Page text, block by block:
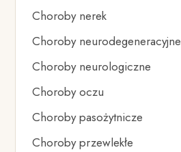
Choroby nerek
Choroby neurodegeneracyjne
Choroby neurologiczne
Choroby oczu
Choroby pasożytnicze
Choroby przewlekłe